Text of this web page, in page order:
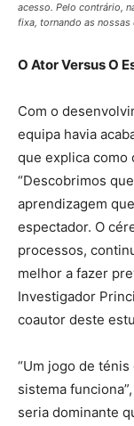
acesso. Pelo contrário,
fixa, tornando as
O Ator Versus O
Com o
equipa havia
que explica como
“Descobrimos
aprendizagem
espectador. O
processos,
melhor a fazer
Investigador
coautor deste
“Um jogo de
sistema
seria dominante